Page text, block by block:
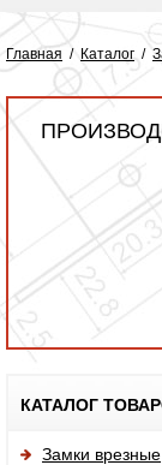
Главная / Каталог /
КАТАЛОГ
Замки врезные